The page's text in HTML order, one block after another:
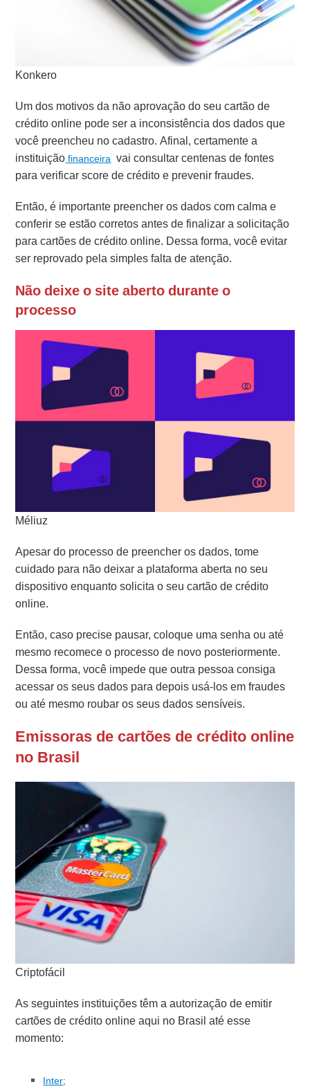
Konkero
Um dos motivos da não aprovação do seu cartão de
crédito online pode ser a inconsistência dos dados que
você preencheu no cadastro. Afinal, certamente a
instituição financeira vai consultar centenas de fontes
para verificar score de crédito e prevenir fraudes.
Então, é importante preencher os dados com calma e
conferir se estão corretos antes de finalizar a solicitação
para cartões de crédito online. Dessa forma, você evitar
ser reprovado pela simples falta de atenção.
Não deixe o site aberto durante o
processo
Méliuz
Apesar do processo de preencher os dados, tome
cuidado para não deixar a plataforma aberta no seu
dispositivo enquanto solicita o seu cartão de crédito
online.
Então, caso precise pausar, coloque uma senha ou até
mesmo recomece o processo de novo posteriormente.
Dessa forma, você impede que outra pessoa consiga
acessar os seus dados para depois usá-los em fraudes
ou até mesmo roubar os seus dados sensíveis.
Emissoras de cartões de crédito online
no Brasil
Criptofácil
As seguintes instituições têm a autorização de emitir
cartões de crédito online aqui no Brasil até esse
momento:
Inter;